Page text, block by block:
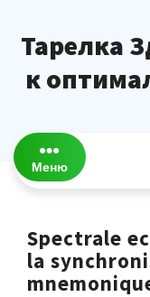
содержимому
Тарелка
к
Меню
Spectrale
la